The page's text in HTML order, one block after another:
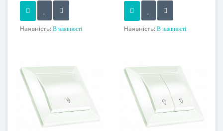
Наявність: В наявності
230 V
Наявність: В наявності
230 V